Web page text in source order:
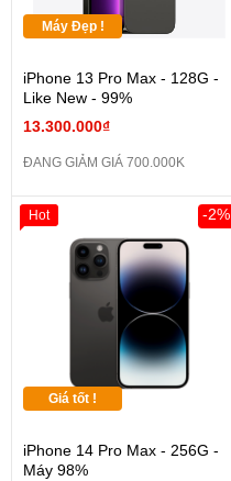
Máy Đẹp !
iPhone 13 Pro Max - 128G -
Like New - 99%
13.300.000₫
ĐANG GIẢM GIÁ 700.000K
Giá tốt !
iPhone 14 Pro Max - 256G -
Máy 98%
-2%
Hot